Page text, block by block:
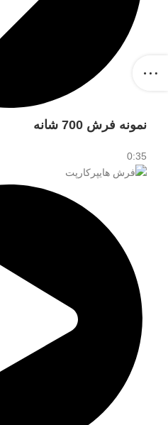
نمونه فرش 700 شانه
0:35